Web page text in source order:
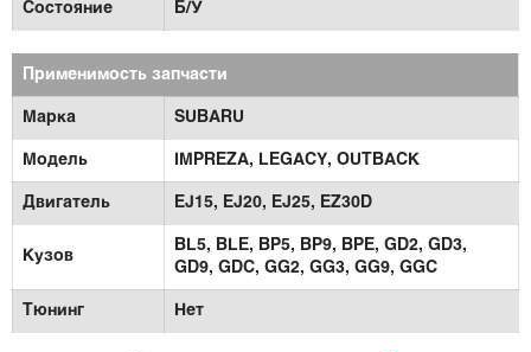
Состояние Б/У
Применимость запчасти
Марка SUBARU
Модель IMPREZA, LEGACY, OUTBACK
Двигатель EJ15, EJ20, EJ25, EZ30D
Кузов
BL5, BLE, BP5, BP9, BPE, GD2, GD3,
GD9, GDC, GG2, GG3, GG9, GGC
Тюнинг Нет